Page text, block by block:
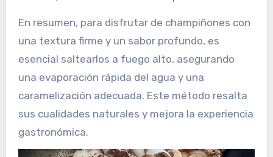
En resumen, para disfrutar de champiñones con
una textura firme y un sabor profundo, es
esencial saltearlos a fuego alto, asegurando
una evaporación rápida del agua y una
caramelización adecuada. Este método resalta
sus cualidades naturales y mejora la experiencia
gastronómica.